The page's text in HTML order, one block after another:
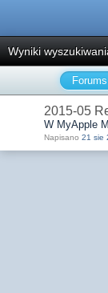
Wyniki
Forums
2015-05
W MyApple
Napisano 21 sie